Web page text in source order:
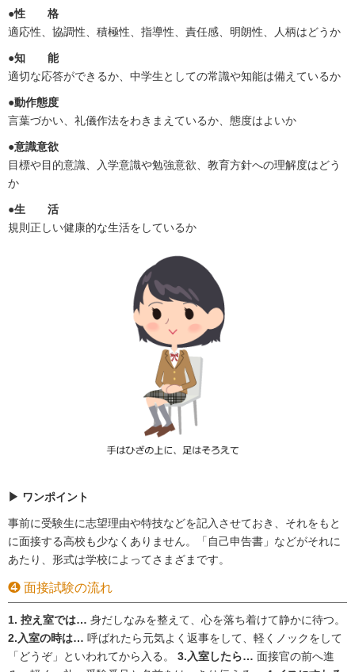
●性 格
適応性、協調性、積極性、指導性、責任感、明朗性、人柄はどうか
●知 能
適切な応答ができるか、中学生としての常識や知能は備えているか
●動作態度
言葉づかい、礼儀作法をわきまえているか、態度はよいか
●意識意欲
目標や目的意識、入学意識や勉強意欲、教育方針への理解度はどう
か
●生 活
規則正しい健康的な生活をしているか
▶ ワンポイント
事前に受験生に志望理由や特技などを記入させておき、それをもと
に面接する高校も少なくありません。「自己申告書」などがそれに
あたり、形式は学校によってさまざまです。
❹ 面接試験の流れ
1. 控え室では… 身だしなみを整えて、心を落ち着けて静かに待つ。
2.入室の時は… 呼ばれたら元気よく返事をして、軽くノックをして
「どうぞ」といわれてから入る。 3.入室したら… 面接官の前へ進